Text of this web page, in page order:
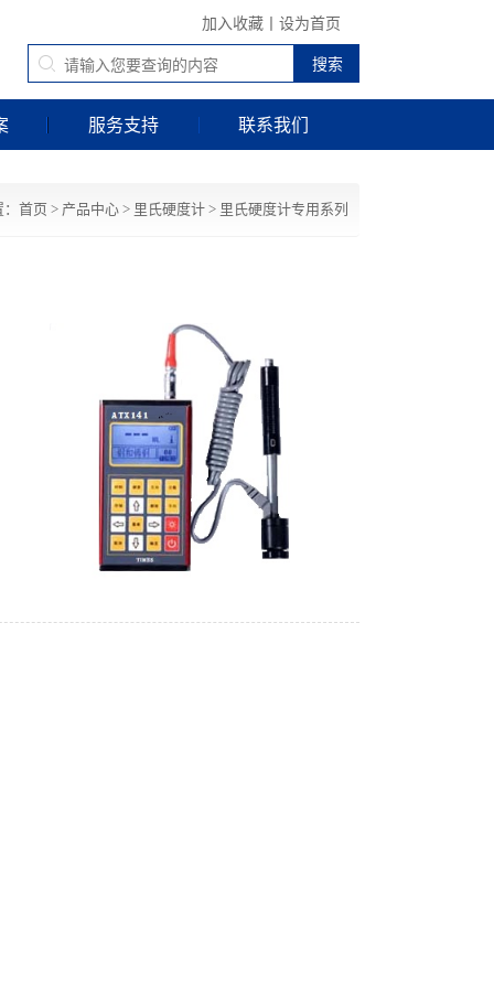
加入收藏 丨 设为首页
服务支持 联系我们
首页 > 产品中心 > 里氏硬度计 > 里氏硬度计专用系列